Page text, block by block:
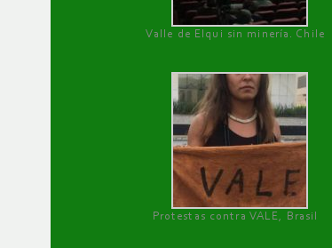
Valle de Elqui sin minería. Chile
Protestas contra VALE, Brasil